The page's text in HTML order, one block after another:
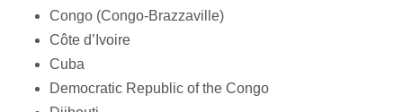
Congo (Congo-Brazzaville)
Côte d’Ivoire
Cuba
Democratic Republic of the Congo